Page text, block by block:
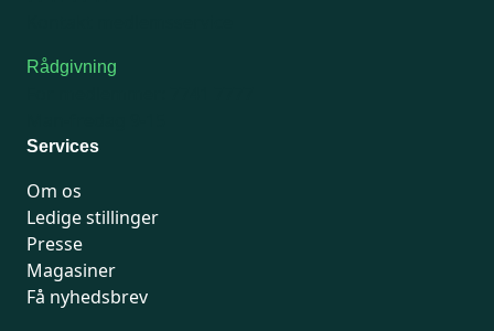
Rådgivning
Services
Om os
Ledige stillinger
Presse
Magasiner
Få nyhedsbrev